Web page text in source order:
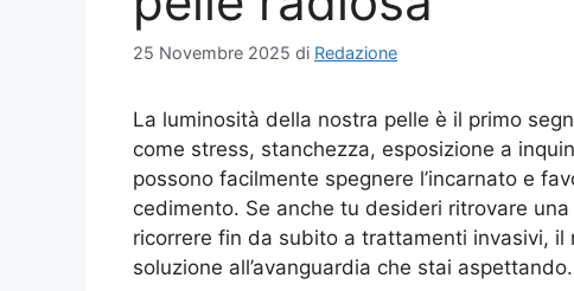
25 Novembre 2025 di Redazione
La luminosità della nostra pelle è il primo
come stress, stanchezza, esposizione a
possono facilmente spegnere l’incarnato e
cedimento. Se anche tu desideri ritrovare
ricorrere fin da subito a trattamenti invasivi, il
soluzione all’avanguardia che stai aspettando.